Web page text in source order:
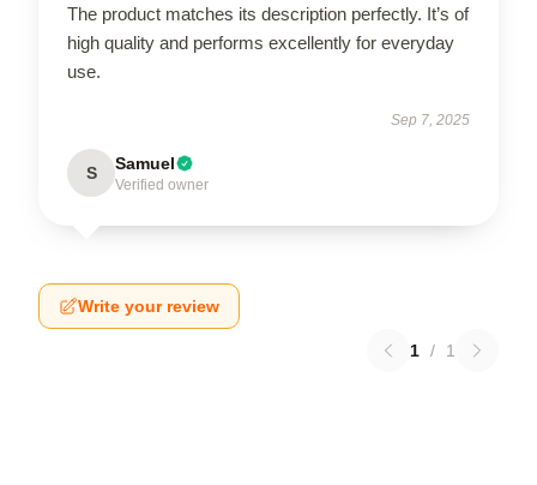
The product matches its description perfectly. It’s of
high quality and performs excellently for everyday
use.
Sep 7, 2025
S Samuel
Verified owner
Write your review
1 / 1